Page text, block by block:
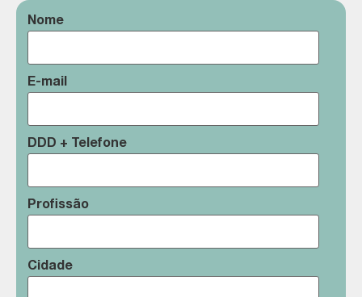
Nome
E-mail
DDD + Telefone
Profissão
Cidade